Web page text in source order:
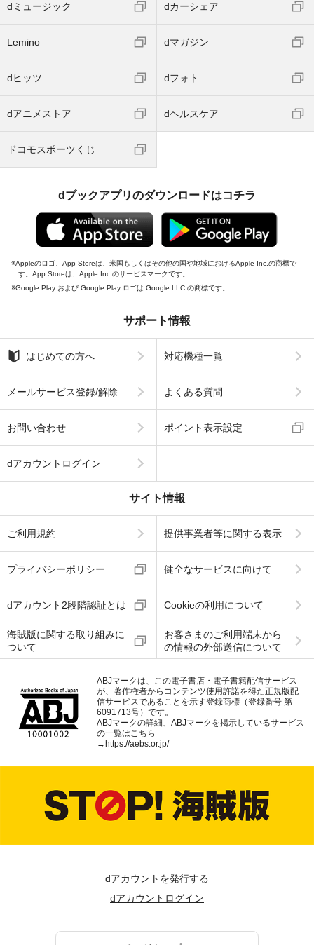
dミュージック dカーシェア
Lemino dマガジン
dヒッツ dフォト
dアニメストア dヘルスケア
ドコモスポーツくじ
dブックアプリのダウンロードはコチラ
Appleのロゴ、App Storeは、米国もしくはその他の国や地域におけるApple Inc.の商標で
す。App Storeは、Apple Inc.のサービスマークです。
Google Play および Google Play ロゴは Google LLC の商標です。
サポート情報
はじめての方へ 対応機種一覧
メールサービス登録/解除 よくある質問
お問い合わせ ポイント表示設定
dアカウントログイン
サイト情報
ご利用規約 提供事業者等に関する表示
プライバシーポリシー 健全なサービスに向けて
dアカウント2段階認証とは Cookieの利用について
海賊版に関する取り組みに
ついて
お客さまのご利用端末から
の情報の外部送信について
ABJマークは、この電子書店・電子書籍配信サービス
が、著作権者からコンテンツ使用許諾を得た正規版配
信サービスであることを示す登録商標（登録番号 第
6091713号）です。
ABJマークの詳細、ABJマークを掲示しているサービス
の一覧はこちら
→ https://aebs.or.jp/
dアカウントを発行する
dアカウントログイン